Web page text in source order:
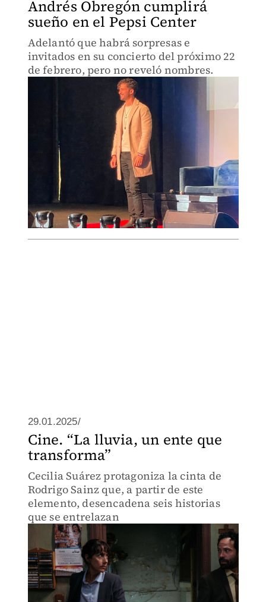
Andrés Obregón cumplirá
sueño en el Pepsi Center
Adelantó que habrá sorpresas e
invitados en su concierto del próximo 22
de febrero, pero no reveló nombres.
29.01.2025/
Cine. “La lluvia, un ente que
transforma”
Cecilia Suárez protagoniza la cinta de
Rodrigo Sainz que, a partir de este
elemento, desencadena seis historias
que se entrelazan